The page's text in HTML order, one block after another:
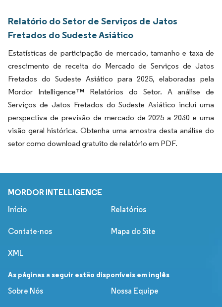
Relatório do Setor de Serviços de Jatos
Fretados do Sudeste Asiático
Estatísticas de participação de mercado, tamanho e taxa de
crescimento de receita do Mercado de Serviços de Jatos
Fretados do Sudeste Asiático para 2025, elaboradas pela
Mordor Intelligence™ Relatórios do Setor. A análise de
Serviços de Jatos Fretados do Sudeste Asiático inclui uma
perspectiva de previsão de mercado de 2025 a 2030 e uma
visão geral histórica. Obtenha uma amostra desta análise do
setor como download gratuito de relatório em PDF.
MORDOR INTELLIGENCE
Início Relatórios
Contate-nos Mapa do Site
XML
As páginas a seguir estão disponíveis em inglês
Sobre Nós
Nossa Equipe